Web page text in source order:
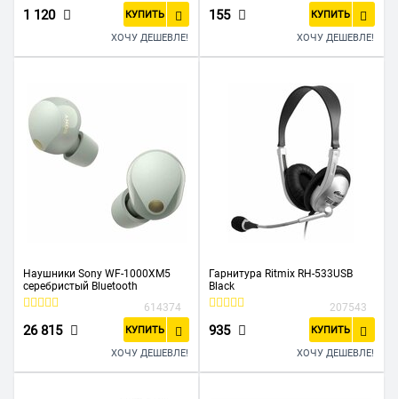
1 120 КУПИТЬ
ХОЧУ ДЕШЕВЛЕ!
155 КУПИТЬ
ХОЧУ ДЕШЕВЛЕ!
Наушники Sony WF-1000XM5
серебристый Bluetooth
614374
26 815 КУПИТЬ
ХОЧУ ДЕШЕВЛЕ!
Гарнитура Ritmix RH-533USB
Black
207543
935 КУПИТЬ
ХОЧУ ДЕШЕВЛЕ!